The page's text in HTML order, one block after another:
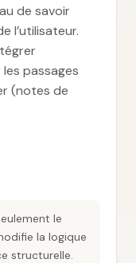
de savoir
l’utilisateur.
passages
(notes de
le
la logique
structurelle.